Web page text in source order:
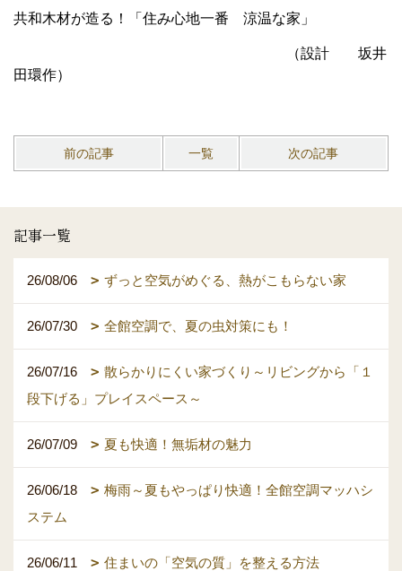
共和木材が造る！「住み心地一番 涼温な家」
（設計 坂井
田環作）
前の記事 一覧 次の記事
記事一覧
26/08/06 ずっと空気がめぐる、熱がこもらない家
26/07/30 全館空調で、夏の虫対策にも！
26/07/16
散らかりにくい家づくり～リビングから「１
段下げる」プレイスペース～
26/07/09 夏も快適！無垢材の魅力
26/06/18
梅雨～夏もやっぱり快適！全館空調マッハシ
ステム
26/06/11 住まいの「空気の質」を整える方法